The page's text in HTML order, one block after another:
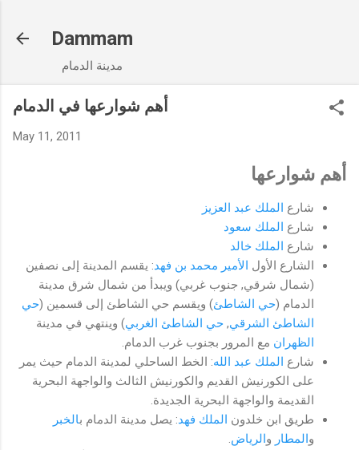
Dammam
مدينة الدمام
أهم شوارعها في الدمام
May 11, 2011
أهم شوارعها
شارع الملك عبد العزيز
شارع الملك سعود
شارع الملك خالد
الشارع الأول الأمير محمد بن فهد: يقسم المدينة إلى نصفين
(شمال شرقي, جنوب غربي) ويبدأ من شمال شرق مدينة
الدمام (حي الشاطئ) ويقسم حي الشاطئ إلى قسمين (حي
الشاطئ الشرقي, حي الشاطئ الغربي) وينتهي في مدينة
الظهران مع المرور بجنوب غرب الدمام.
شارع الملك عبد الله: الخط الساحلي لمدينة الدمام حيث يمر
على الكورنيش القديم والكورنيش الثالث والواجهة البحرية
القديمة والواجهة البحرية الجديدة.
طريق ابن خلدون الملك فهد: يصل مدينة الدمام بالخبر
والمطار والرياض.